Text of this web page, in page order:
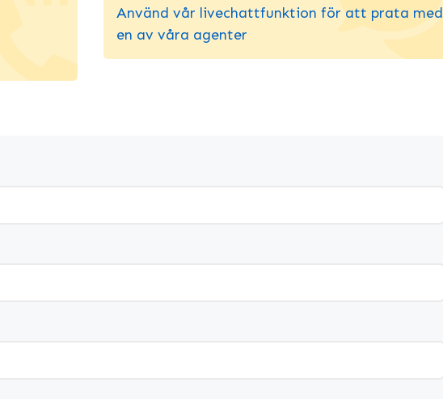
Använd vår livechattfunktion för att prata med
en av våra agenter